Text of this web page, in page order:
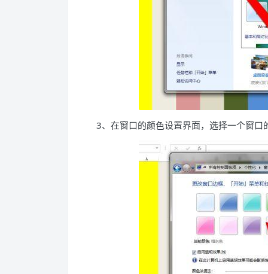
3、在窗口的颜色设置界面，选择一个窗口